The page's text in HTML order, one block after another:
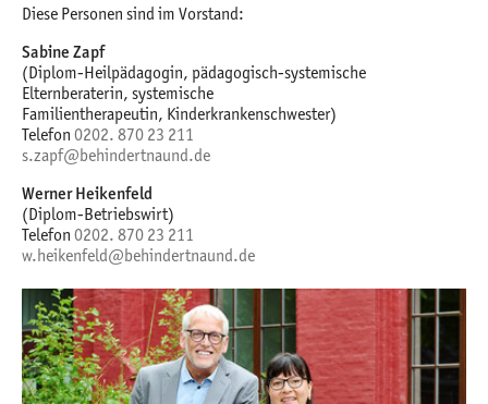
Diese Personen sind im Vorstand:
Sabine Zapf
(Diplom-Heilpädagogin, pädagogisch-systemische
Elternberaterin, systemische
Familientherapeutin, Kinderkrankenschwester)
Telefon 0202. 870 23 211
s.zapf@behindertnaund.de
Werner Heikenfeld
(Diplom-Betriebswirt)
Telefon 0202. 870 23 211
w.heikenfeld@behindertnaund.de